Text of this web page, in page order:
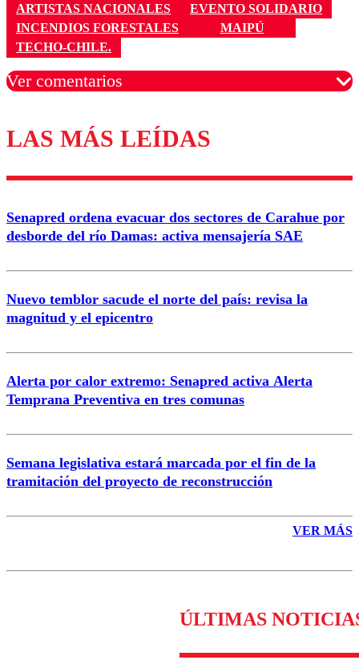
ARTISTAS NACIONALES
EVENTO SOLIDARIO
INCENDIOS FORESTALES
MAIPÚ
TECHO-CHILE.
Ver comentarios
Los comentarios son moderados para garantizar un
diálogo respetuoso.
Nombre
Correo
LAS MÁS LEÍDAS
Senapred ordena evacuar dos sectores de Carahue por
desborde del río Damas: activa mensajería SAE
Nuevo temblor sacude el norte del país: revisa la
magnitud y el epicentro
Alerta por calor extremo: Senapred activa Alerta
Temprana Preventiva en tres comunas
Semana legislativa estará marcada por el fin de la
tramitación del proyecto de reconstrucción
VER MÁS
ÚLTIMAS